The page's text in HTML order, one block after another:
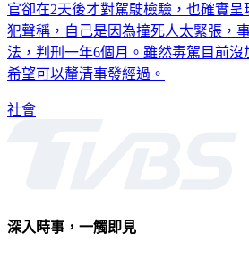
官卻在2天後才對駕駛檢驗，也確實
犯聲稱，自己是因為撞死人太緊張，
法，判刑一年6個月。雖然毒駕目前
希望可以釐清事發經過。
社會
深入時事，一觸即見